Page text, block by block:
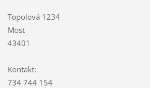
Topolová 1234
Most
43401
Kontakt:
734 744 154